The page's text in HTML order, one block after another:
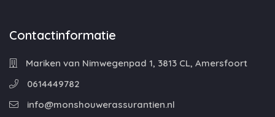
Contactinformatie
Mariken van Nimwegenpad 1, 3813 CL, Amersfoort
0614449782
info@monshouwerassurantien.nl